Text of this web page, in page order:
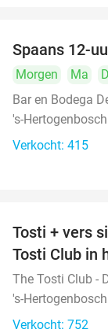
Spaans 12-
Morgen Ma
Bar en Bodega
's-Hertogenbosch
Verkocht: 415
Tosti + vers
Tosti Club in
The Tosti Club -
's-Hertogenbosch
Verkocht: 752